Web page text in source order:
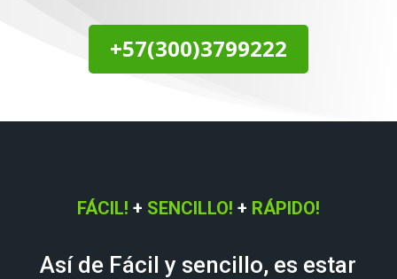
+57(300)3799222
FÁCIL! + SENCILLO! + RÁPIDO!
Así de Fácil y sencillo, es estar